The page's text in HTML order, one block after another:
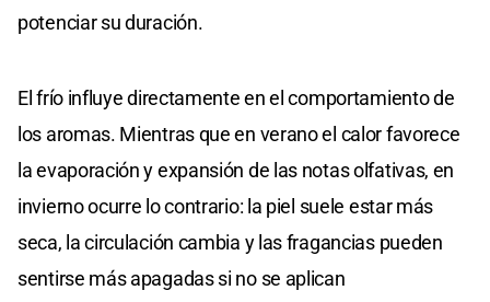
potenciar su duración.
El frío influye directamente en el comportamiento de
los aromas. Mientras que en verano el calor favorece
la evaporación y expansión de las notas olfativas, en
invierno ocurre lo contrario: la piel suele estar más
seca, la circulación cambia y las fragancias pueden
sentirse más apagadas si no se aplican